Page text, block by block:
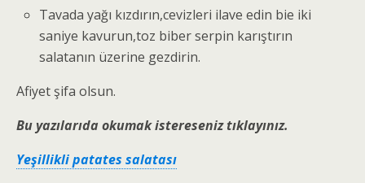
Tavada yağı kızdırın,cevizleri ilave edin bie iki
saniye kavurun,toz biber serpin karıştırın
salatanın üzerine gezdirin.
Afiyet şifa olsun.
Bu yazılarıda okumak istereseniz tıklayınız.
Yeşillikli patates salatası